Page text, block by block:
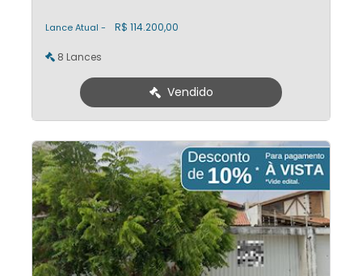
Lance Atual - R$ 114.200,00
8 Lances
Vendido